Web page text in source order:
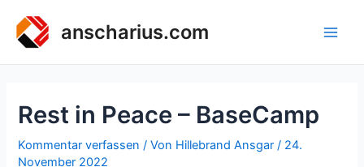
Inhalt
springen
anscharius.com
Rest in Peace – BaseCamp
Kommentar verfassen / Von Hillebrand Ansgar / 24.
November 2022